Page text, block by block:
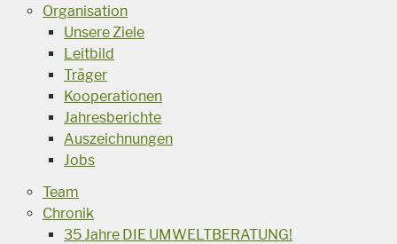
Organisation
Unsere Ziele
Leitbild
Träger
Kooperationen
Jahresberichte
Auszeichnungen
Jobs
Team
Chronik
35 Jahre DIE UMWELTBERATUNG!